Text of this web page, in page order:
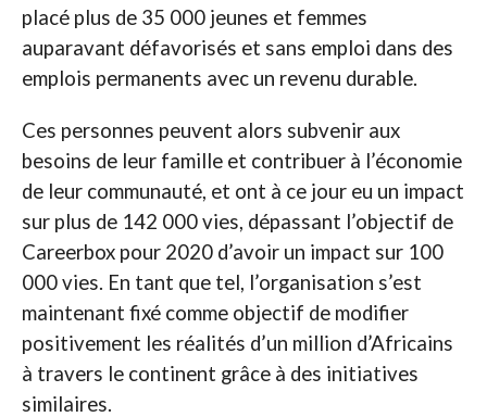
placé plus de 35 000 jeunes et femmes
auparavant défavorisés et sans emploi dans des
emplois permanents avec un revenu durable.
Ces personnes peuvent alors subvenir aux
besoins de leur famille et contribuer à l’économie
de leur communauté, et ont à ce jour eu un impact
sur plus de 142 000 vies, dépassant l’objectif de
Careerbox pour 2020 d’avoir un impact sur 100
000 vies. En tant que tel, l’organisation s’est
maintenant fixé comme objectif de modifier
positivement les réalités d’un million d’Africains
à travers le continent grâce à des initiatives
similaires.